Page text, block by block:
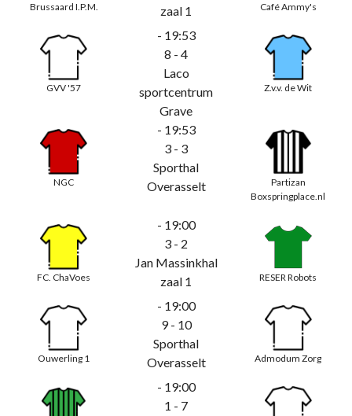
Brussaard I.P.M.
zaal 1
Café Ammy's
GVV '57
- 19:53
8 - 4
Laco
sportcentrum
Grave
Z.v.v. de Wit
NGC
- 19:53
3 - 3
Sporthal
Overasselt
Partizan
Boxspringplace.nl
FC. ChaVoes
- 19:00
3 - 2
Jan Massinkhal
zaal 1
RESER Robots
Ouwerling 1
- 19:00
9 - 10
Sporthal
Overasselt
Admodum Zorg
- 19:00
1 - 7